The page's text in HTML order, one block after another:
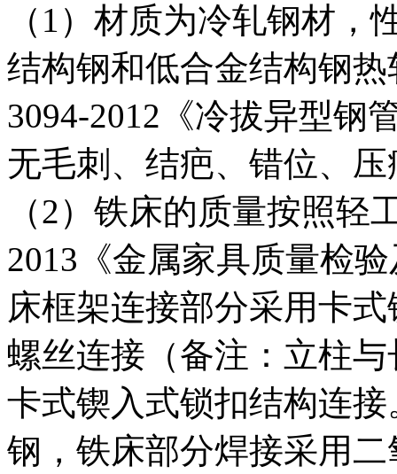
（1）材质为冷轧钢材，
结构钢和低合金结构钢
3094-2012《冷拔异型钢
无毛刺、结疤、错位、
（2）铁床的质量按照轻
2013《金属家具质量检
床框架连接部分采用卡
螺丝连接（备注：立柱
卡式锲入式锁扣结构连
钢，铁床部分焊接采用